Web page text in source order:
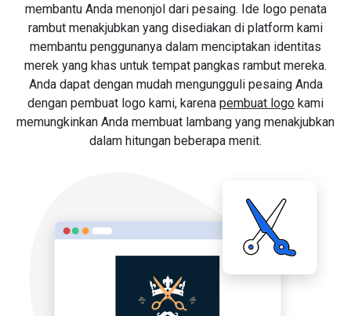
membantu Anda menonjol dari pesaing. Ide logo penata
rambut menakjubkan yang disediakan di platform kami
membantu penggunanya dalam menciptakan identitas
merek yang khas untuk tempat pangkas rambut mereka.
Anda dapat dengan mudah mengungguli pesaing Anda
dengan pembuat logo kami, karena pembuat logo kami
memungkinkan Anda membuat lambang yang menakjubkan
dalam hitungan beberapa menit.